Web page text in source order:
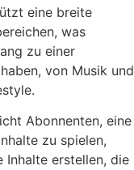
eine breite
was
zu einer
von Musik und
Abonnenten, eine
zu spielen,
Inhalte erstellen, die